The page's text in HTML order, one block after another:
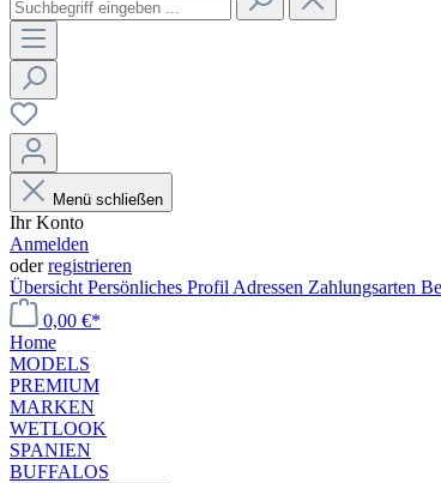
Menü schließen
Ihr Konto
Anmelden
oderregistrieren
Übersicht Persönliches Profil Adressen Zahlungsarten
0,00 €*
Home
MODELS
PREMIUM
MARKEN
WETLOOK
SPANIEN
BUFFALOS